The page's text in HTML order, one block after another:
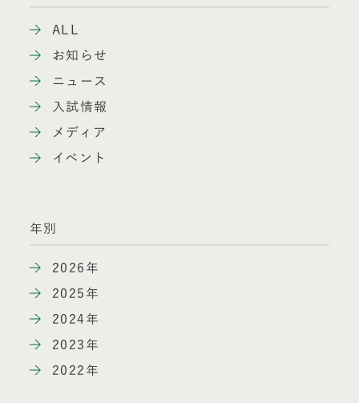
ALL
お知らせ
ニュース
入試情報
メディア
イベント
年別
2026年
2025年
2024年
2023年
2022年